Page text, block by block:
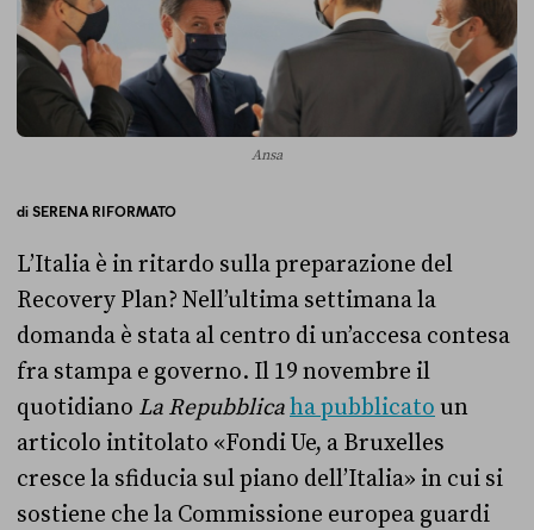
Ansa
diSERENA RIFORMATO
L’Italia è in ritardo sulla preparazione del
Recovery Plan? Nell’ultima settimana la
domanda è stata al centro di un’accesa contesa
fra stampa e governo. Il 19 novembre il
quotidiano La Repubblicaha pubblicato un
articolo intitolato «Fondi Ue, a Bruxelles
cresce la sfiducia sul piano dell’Italia» in cui si
sostiene che la Commissione europea guardi